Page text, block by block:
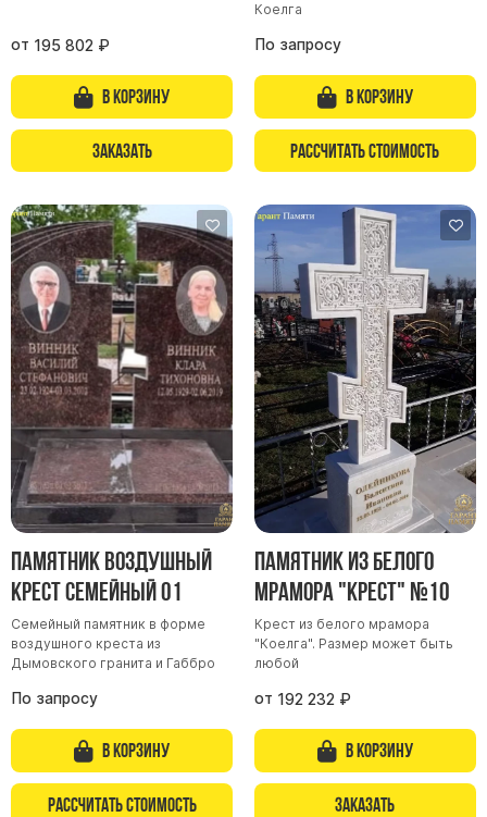
от 195 802 ₽
В корзину
Заказать
Коелга
По запросу
В корзину
Рассчитать стоимость
Памятник Воздушный
крест семейный 01
Семейный памятник в форме
воздушного креста из
Дымовского гранита и Габбро
По запросу
В корзину
Рассчитать стоимость
Памятник из белого
мрамора "Крест" №10
Крест из белого мрамора
"Коелга". Размер может быть
любой
от 192 232 ₽
В корзину
Заказать